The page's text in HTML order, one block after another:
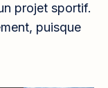
projet sportif.
puisque